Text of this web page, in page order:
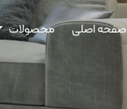
صفحه اصلی محصولات